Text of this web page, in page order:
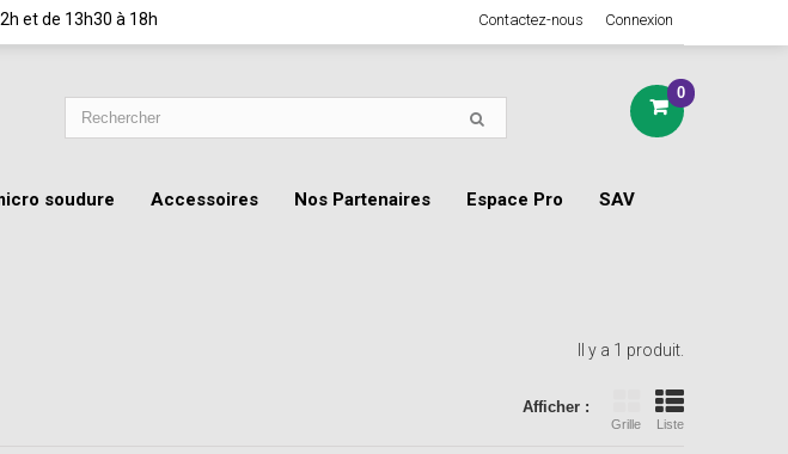
Connexion
Contactez-nous
et de 13h30 à 18h
0
soudure Accessoires Nos Partenaires Espace Pro SAV
Il y a 1 produit.
Afficher :
Grille Liste